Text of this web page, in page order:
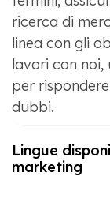
ricerca di
linea con gli
lavori con noi,
per
dubbi.
Lingue
marketing